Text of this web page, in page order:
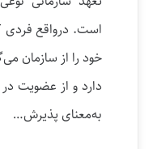
است. درواقع
خود را از سازمان
دارد و از عضویت
به‌معنای پذیرش…